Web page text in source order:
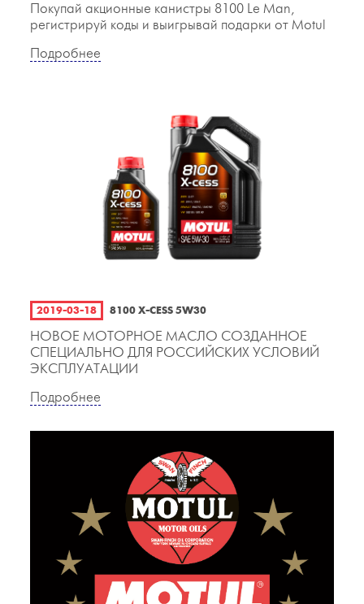
Покупай акционные канистры 8100 Le Man,
регистрируй коды и выигрывай подарки от Motul
Подробнее
2019-03-18 8100 X-CESS 5W30
НОВОЕ МОТОРНОЕ МАСЛО СОЗДАННОЕ
СПЕЦИАЛЬНО ДЛЯ РОССИЙСКИХ УСЛОВИЙ
ЭКСПЛУАТАЦИИ
Подробнее